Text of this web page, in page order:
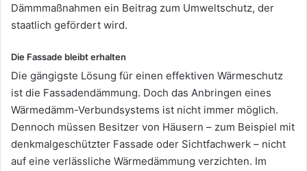
Dämmmaßnahmen ein Beitrag zum Umweltschutz, der
staatlich gefördert wird.
Die Fassade bleibt erhalten
Die gängigste Lösung für einen effektiven Wärmeschutz
ist die Fassadendämmung. Doch das Anbringen eines
Wärmedämm-Verbundsystems ist nicht immer möglich.
Dennoch müssen Besitzer von Häusern – zum Beispiel mit
denkmalgeschützter Fassade oder Sichtfachwerk – nicht
auf eine verlässliche Wärmedämmung verzichten. Im